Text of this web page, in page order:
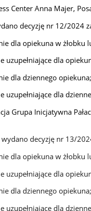
Center Anna Majer,
decyzję nr 12/2024
dla opiekuna w żłobku
uzupełniające dla
dla dziennego opiekuna;
uzupełniające dla
Grupa Inicjatywna
decyzję nr 13/
dla opiekuna w żłobku
uzupełniające dla
dla dziennego opiekuna;
uzupełniające dla